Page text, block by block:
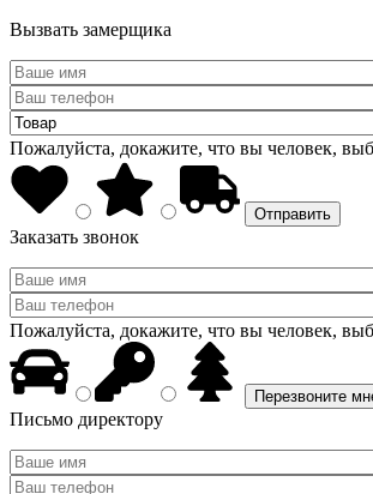
Вызвать замерщика
Пожалуйста, докажите, что вы человек,
Заказать звонок
Пожалуйста, докажите, что вы человек,
Письмо директору